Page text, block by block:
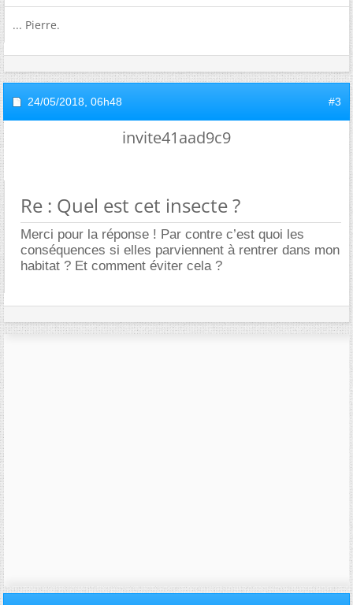
... Pierre.
24/05/2018, 06h48 #3
invite41aad9c9
Re : Quel est cet insecte ?
Merci pour la réponse ! Par contre c’est quoi les
conséquences si elles parviennent à rentrer dans mon
habitat ? Et comment éviter cela ?